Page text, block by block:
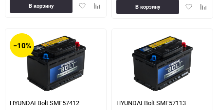
ДобавитьДобавить
В корзину
Добавить
В корзину
−10%
HYUNDAI Bolt SMF57412 HYUNDAI Bolt SMF57113